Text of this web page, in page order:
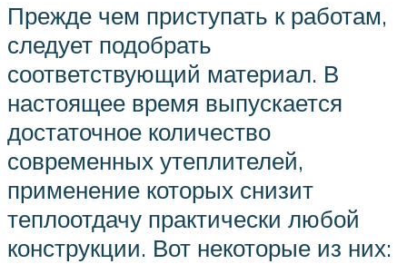
Прежде чем приступать к работам,
следует подобрать
соответствующий материал. В
настоящее время выпускается
достаточное количество
современных утеплителей,
применение которых снизит
теплоотдачу практически любой
конструкции. Вот некоторые из них: